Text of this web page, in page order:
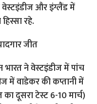
और इंग्लैंड में
रहे.
जीत
भारत ने वेस्टइंडीज में पांच
में वाडेकर की कप्तानी में
दूसरा टेस्ट 6-10 मार्च)